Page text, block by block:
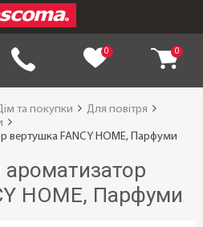
0 0
та покупки
Для повітря
вертушка FANCY HOME, Парфуми
HOME, Парфуми